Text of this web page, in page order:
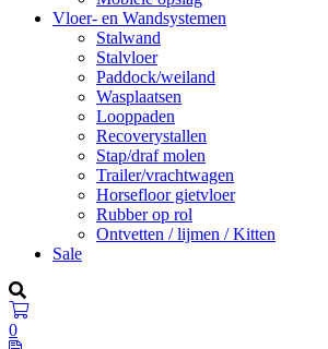
Vloer- en Wandsystemen
Stalwand
Stalvloer
Paddock/weiland
Wasplaatsen
Looppaden
Recoverystallen
Stap/draf molen
Trailer/vrachtwagen
Horsefloor gietvloer
Rubber op rol
Ontvetten / lijmen / Kitten
Sale
0